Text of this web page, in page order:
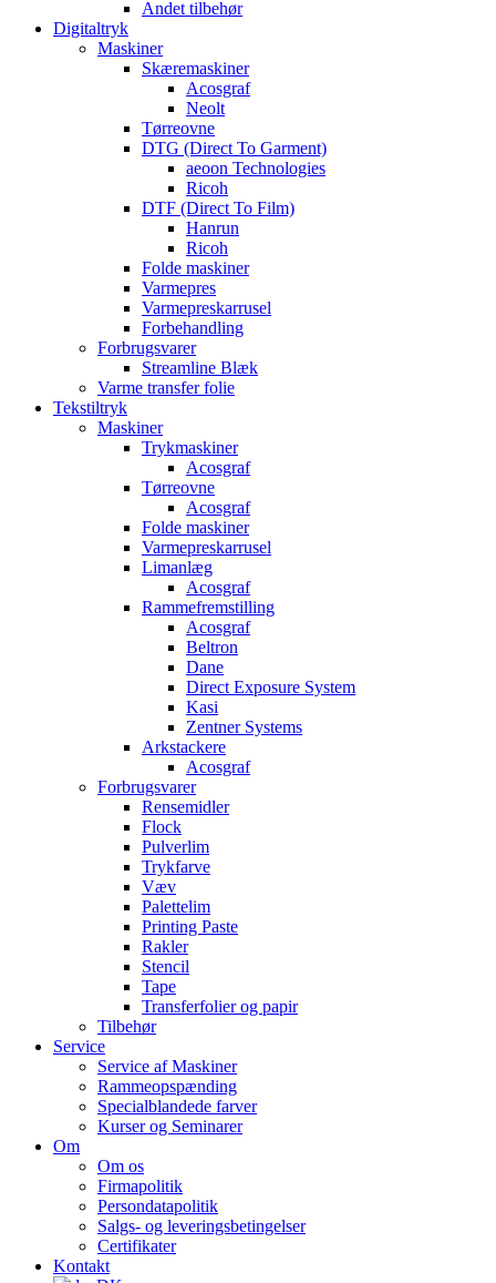
Andet tilbehør
Digitaltryk
Maskiner
Skæremaskiner
Acosgraf
Neolt
Tørreovne
DTG (Direct To Garment)
aeoon Technologies
Ricoh
DTF (Direct To Film)
Hanrun
Ricoh
Folde maskiner
Varmepres
Varmepreskarrusel
Forbehandling
Forbrugsvarer
Streamline Blæk
Varme transfer folie
Tekstiltryk
Maskiner
Trykmaskiner
Acosgraf
Tørreovne
Acosgraf
Folde maskiner
Varmepreskarrusel
Limanlæg
Acosgraf
Rammefremstilling
Acosgraf
Beltron
Dane
Direct Exposure System
Kasi
Zentner Systems
Arkstackere
Acosgraf
Forbrugsvarer
Rensemidler
Flock
Pulverlim
Trykfarve
Væv
Palettelim
Printing Paste
Rakler
Stencil
Tape
Transferfolier og papir
Tilbehør
Service
Service af Maskiner
Rammeopspænding
Specialblandede farver
Kurser og Seminarer
Om
Om os
Firmapolitik
Persondatapolitik
Salgs- og leveringsbetingelser
Certifikater
Kontakt